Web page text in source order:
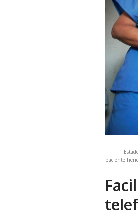
paciente